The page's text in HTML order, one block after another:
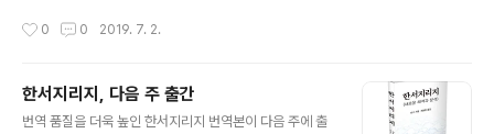
0 0 2019. 7. 2.
한서지리지, 다음 주 출간
번역 품질을 더욱 높인 한서지리지 번역본이 다음 주에 출